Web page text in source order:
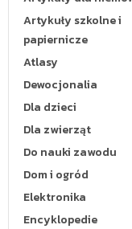
Artykuły szkolne i
papiernicze
Atlasy
Dewocjonalia
Dla dzieci
Dla zwierząt
Do nauki zawodu
Dom i ogród
Elektronika
Encyklopedie